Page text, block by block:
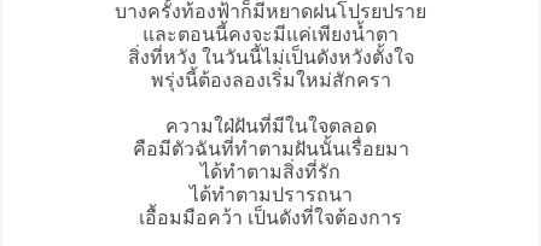
บางครั้งท้องฟ้าก็มีหยาดฝนโปรยปราย
และตอนนี้คงจะมีแค่เพียงน้ำตา
สิ่งที่หวัง ในวันนี้ไม่เป็นดังหวังตั้งใจ
พรุ่งนี้ต้องลองเริ่มใหม่สักครา
ความใฝ่ฝันที่มีในใจตลอด
คือมีตัวฉันที่ทำตามฝันนั้นเรื่อยมา
ได้ทำตามสิ่งที่รัก
ได้ทำตามปรารถนา
เอื้อมมือคว้า เป็นดังที่ใจต้องการ